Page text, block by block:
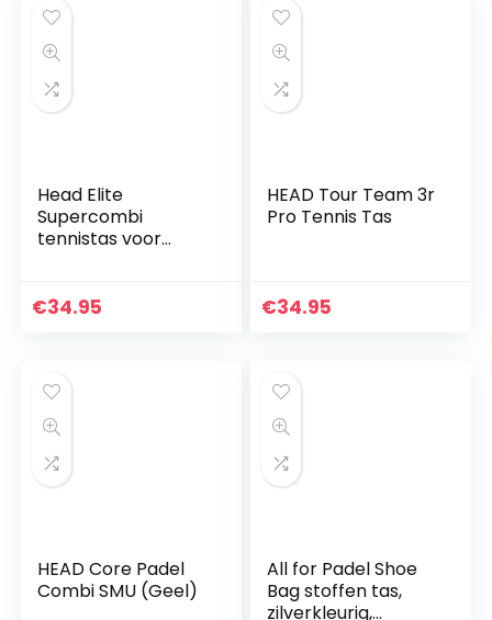
Head Elite
Supercombi
tennistas voor
€34.95
HEAD Tour Team 3r
Pro Tennis Tas
€34.95
HEAD Core Padel
Combi SMU (Geel)
All for Padel Shoe
Bag stoffen tas,
zilverkleurig,